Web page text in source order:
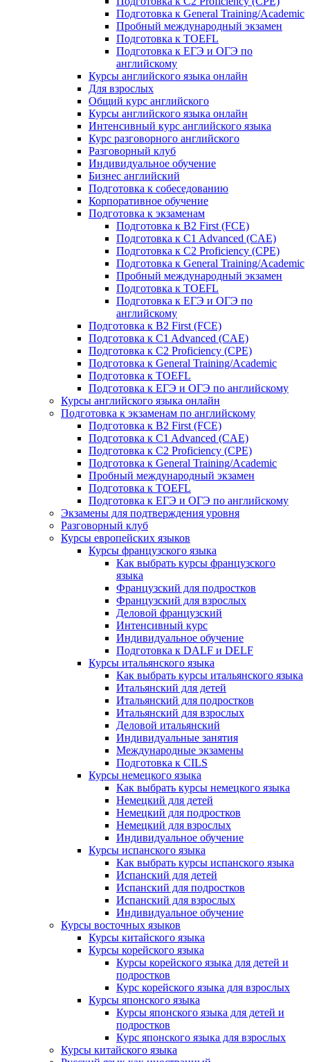
Подготовка к General Training/Academic
Пробный международный экзамен
Подготовка к TOEFL
Подготовка к ЕГЭ и ОГЭ по
английскому
Курсы английского языка онлайн
Для взрослых
Общий курс английского
Курсы английского языка онлайн
Интенсивный курс английского языка
Курс разговорного английского
Разговорный клуб
Индивидуальное обучение
Бизнес английский
Подготовка к собеседованию
Корпоративное обучение
Подготовка к экзаменам
Подготовка к B2 First (FCE)
Подготовка к C1 Advanced (CAE)
Подготовка к C2 Proficiency (CPE)
Подготовка к General Training/Academic
Пробный международный экзамен
Подготовка к TOEFL
Подготовка к ЕГЭ и ОГЭ по
английскому
Подготовка к B2 First (FCE)
Подготовка к C1 Advanced (CAE)
Подготовка к C2 Proficiency (CPE)
Подготовка к General Training/Academic
Подготовка к TOEFL
Подготовка к ЕГЭ и ОГЭ по английскому
Курсы английского языка онлайн
Подготовка к экзаменам по английскому
Подготовка к B2 First (FCE)
Подготовка к C1 Advanced (CAE)
Подготовка к C2 Proficiency (CPE)
Подготовка к General Training/Academic
Пробный международный экзамен
Подготовка к TOEFL
Подготовка к ЕГЭ и ОГЭ по английскому
Экзамены для подтверждения уровня
Разговорный клуб
Курсы европейских языков
Курсы французского языка
Как выбрать курсы французского
языка
Французский для подростков
Французский для взрослых
Деловой французский
Интенсивный курс
Индивидуальное обучение
Подготовка к DALF и DELF
Курсы итальянского языка
Как выбрать курсы итальянского языка
Итальянский для детей
Итальянский для подростков
Итальянский для взрослых
Деловой итальянский
Индивидуальные занятия
Международные экзамены
Подготовка к CILS
Курсы немецкого языка
Как выбрать курсы немецкого языка
Немецкий для детей
Немецкий для подростков
Немецкий для взрослых
Индивидуальное обучение
Курсы испанского языка
Как выбрать курсы испанского языка
Испанский для детей
Испанский для подростков
Испанский для взрослых
Индивидуальное обучение
Курсы восточных языков
Курсы китайского языка
Курсы корейского языка
Курсы корейского языка для детей и
подростков
Курс корейского языка для взрослых
Курсы японского языка
Курсы японского языка для детей и
подростков
Курс японского языка для взрослых
Курсы китайского языка